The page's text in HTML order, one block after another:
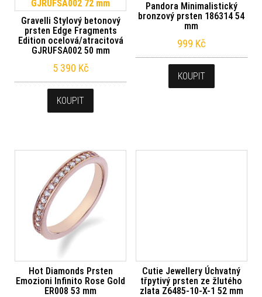
Gravelli Stylový betonový
prsten Edge Fragments
Edition ocelová/atracitová
GJRUFSA002 50 mm
5 390 Kč
KOUPIT
Pandora Minimalistický
bronzový prsten 186314 54
mm
999 Kč
KOUPIT
Hot Diamonds Prsten
Emozioni Infinito Rose Gold
ER008 53 mm
Cutie Jewellery Úchvatný
třpytivý prsten ze žlutého
zlata Z6485-10-X-1 52 mm